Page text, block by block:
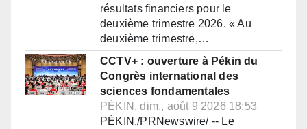
résultats financiers pour le
deuxième trimestre 2026. « Au
deuxième trimestre,…
CCTV+ : ouverture à Pékin du
Congrès international des
sciences fondamentales
PÉKIN, dim., août 9 2026 18:53
PÉKIN,/PRNewswire/ -- Le